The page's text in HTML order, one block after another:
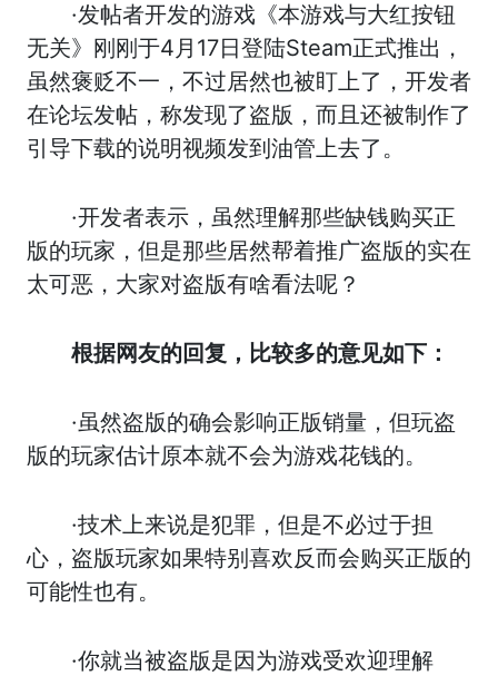
·发帖者开发的游戏《本游戏与大红按钮
无关》刚刚于4月17日登陆Steam正式推出，
虽然褒贬不一，不过居然也被盯上了，开发者
在论坛发帖，称发现了盗版，而且还被制作了
引导下载的说明视频发到油管上去了。
·开发者表示，虽然理解那些缺钱购买正
版的玩家，但是那些居然帮着推广盗版的实在
太可恶，大家对盗版有啥看法呢？
根据网友的回复，比较多的意见如下：
·虽然盗版的确会影响正版销量，但玩盗
版的玩家估计原本就不会为游戏花钱的。
·技术上来说是犯罪，但是不必过于担
心，盗版玩家如果特别喜欢反而会购买正版的
可能性也有。
·你就当被盗版是因为游戏受欢迎理解